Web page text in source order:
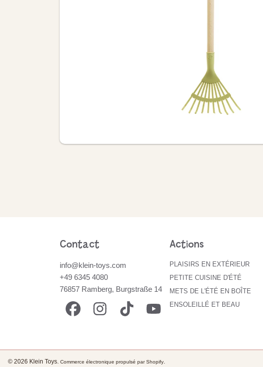
Contact
info@klein-toys.com
+49 6345 4080
76857 Ramberg, Burgstraße 14
FACEBOOKINSTAGRAMTIKTOK YOUTUBE
Actions
PLAISIRS EN EXTÉRIEUR
PETITE CUISINE D'ÉTÉ
METS DE L'ÉTÉ EN BOÎTE
ENSOLEILLÉ ET BEAU
© 2026 Klein Toys. Commerce électronique propulsé par Shopify.